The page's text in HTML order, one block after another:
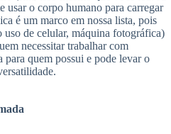
usar o corpo humano para carregar
é um marco em nossa lista, pois
uso de celular, máquina fotográfica)
necessitar trabalhar com
quem possui e pode levar o